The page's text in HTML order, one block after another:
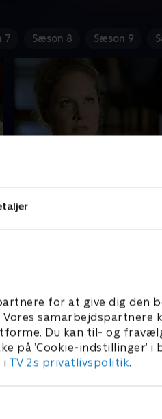
for at give dig den
samarbejdspartnere
Du kan til- og
på ’Cookie-indstillinger’ i
i TV 2s privatlivspolitik.
7 Sæson 8 Sæson 9
Der er følelsesmæssigt kaos